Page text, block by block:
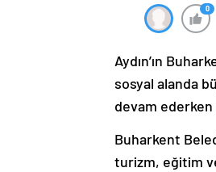
0
Aydın’ın
sosyal alanda
devam ederken
Buharkent
turizm, eğitim